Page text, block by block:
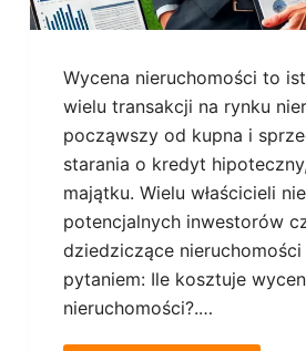
Wycena nieruchomości to
wielu transakcji na rynku
począwszy od kupna i
starania o kredyt
majątku. Wielu właścicieli
potencjalnych inwestorów
dziedziczące
pytaniem: Ile kosztuje
nieruchomości?.…